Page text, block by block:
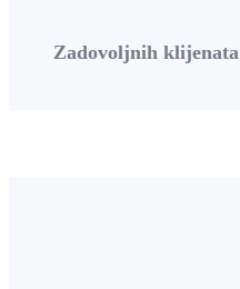
Zadovoljnih klijenata